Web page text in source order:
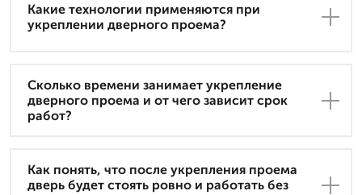
Какие технологии применяются при
укреплении дверного проема?
Сколько времени занимает укрепление
дверного проема и от чего зависит срок
работ?
Как понять, что после укрепления проема
дверь будет стоять ровно и работать без